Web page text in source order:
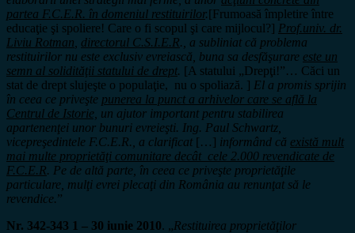
partea F.C.E.R. în domeniul restituirilor.[Frumoasă împletire între
educaţie şi spoliere! Care o fi scopul şi care mijlocul?] Prof.univ. dr.
Liviu Rotman directorul C.S.I.E.R., a subliniat că problema
restituirilor nu este exclusiv evreiască, buna sa desfăşurare este un
semn al solidităţii statului de drept. [A statului „Drepţi!”… Căci un
stat de drept slujeşte o populaţie, nu o spoliază. ] El a promis sprijin
în ceea ce priveşte punerea la punct a arhivelor care se află la
Centrul de Istorie, un ajutor important pentru stabilirea
apartenenţei unor bunuri evreieşti. Ing. Paul Schwartz,
vicepreşedintele F.C.E.R., a clarificat […] informând că există mult
mai multe proprietăţi comunitare decât cele 2.000 revendicate de
F.C.E.R. Pe de altă parte, în ceea ce priveşte proprietăţile
particulare, mulţi evrei plecaţi din România au renunţat să le
revendice.”
Nr. 342-343 1 – 30 iunie 2010. „Restituirea proprietăţilor